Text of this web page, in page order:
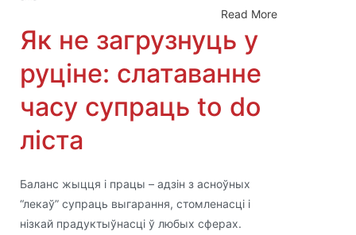
Read More
Як не загрузнуць у
руціне: слатаванне
часу супраць to do
ліста
Баланс жыцця і працы – адзін з асноўных
“лекаў” супраць выгарання, стомленасці і
нізкай прадуктыўнасці ў любых сферах.